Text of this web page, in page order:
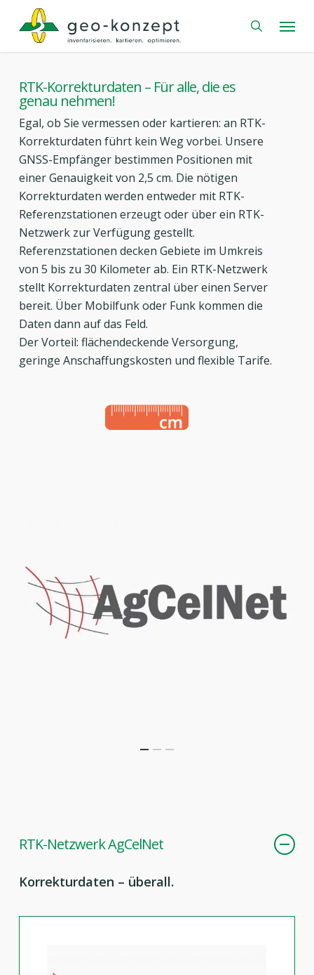
search
Menu
RTK-Korrekturdaten – Für alle, die es
genau nehmen!
Egal, ob Sie vermessen oder kartieren: an RTK-
Korrekturdaten führt kein Weg vorbei. Unsere
GNSS-Empfänger bestimmen Positionen mit
einer Genauigkeit von 2,5 cm. Die nötigen
Korrekturdaten werden entweder mit RTK-
Referenzstationen erzeugt oder über ein RTK-
Netzwerk zur Verfügung gestellt.
Referenzstationen decken Gebiete im Umkreis
von 5 bis zu 30 Kilometer ab. Ein RTK-Netzwerk
stellt Korrekturdaten zentral über einen Server
bereit. Über Mobilfunk oder Funk kommen die
Daten dann auf das Feld.
Der Vorteil: flächendeckende Versorgung,
geringe Anschaffungskosten und flexible Tarife.
RTK-Netzwerk AgCelNet
Korrekturdaten – überall.